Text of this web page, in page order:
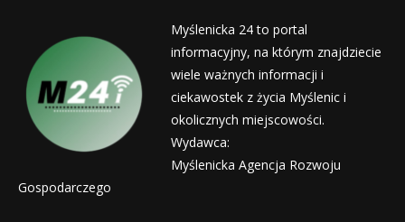
Myślenicka 24 to portal
informacyjny, na którym znajdziecie
wiele ważnych informacji i
ciekawostek z życia Myślenic i
okolicznych miejscowości.
Wydawca:
Myślenicka Agencja Rozwoju
Gospodarczego